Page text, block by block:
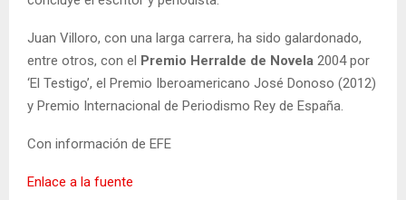
Juan Villoro, con una larga carrera, ha sido galardonado,
entre otros, con el Premio Herralde de Novela 2004 por
‘El Testigo’, el Premio Iberoamericano José Donoso (2012)
y Premio Internacional de Periodismo Rey de España.
Con información de EFE
Enlace a la fuente